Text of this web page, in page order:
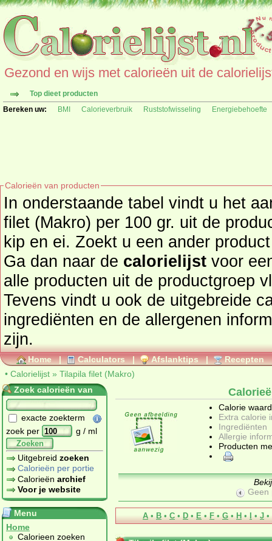
Gezond en wijs met calorieën uit de
Top dieet producten
Bereken uw:
BMI Calorieverbruik Ruststofwisseling Energiebehoefte
Calorieën van producten
In onderstaande tabel vindt u het
filet (Makro) per 100 gr. uit de productgroep vlees(waren), vis,
kip en ei. Zoekt u een ander product en
Ga dan naar de calorielijst voor een totaal overzicht of
alle producten uit de productgroep
Tevens vindt u ook de uitgebreide
ingrediënten en de allergenen informatie als deze beschikbaar
zijn.
Home | Calculators | Afslanktips | Recepten
• Calorielijst » Tilapila filet (Makro)
Zoek calorieën van
exacte zoekterm
zoek per
g / ml
Zoeken
Uitgebreid zoeken
Calorieën per portie
Calorieën archief
Voor je website
Menu
Home
Calorieen zoeken
Calorie
Extra calorie
Ingrediënten
Allergie
Producten
Geen
A • B • C • D • E • F • G • H • I • J •